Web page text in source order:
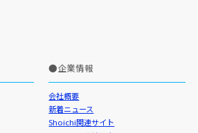
企業情報
会社概要
新着ニュース
Shoichi関連サイト